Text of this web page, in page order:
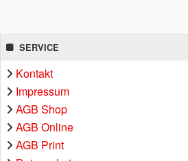
SERVICE
Kontakt
Impressum
AGB Shop
AGB Online
AGB Print